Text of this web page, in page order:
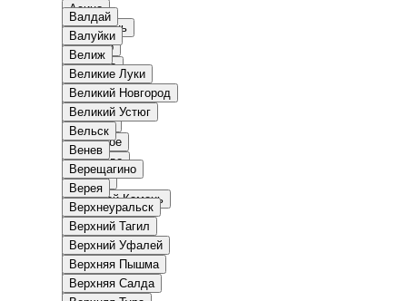
Асино
Астрахань
Богучар
Бодайбо
Бокситогорск
Болгар
Бологое
Болотное
Болохово
Болхов
Большой Камень
Бор
Борзя
Борисоглебск
Боровичи
Боровск
Валдай
Валуйки
Велиж
Великие Луки
Великий Новгород
Великий Устюг
Вельск
Венев
Верещагино
Верея
Верхнеуральск
Верхний Тагил
Верхний Уфалей
Верхняя Пышма
Верхняя Салда